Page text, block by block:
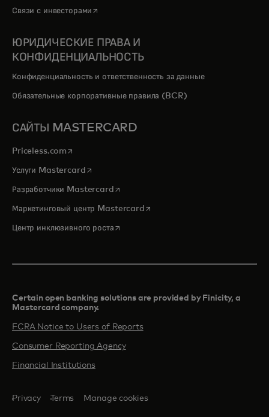
Связи с инвесторами opens in a new tab
ЮРИДИЧЕСКИЕ ПРАВА И
КОНФИДЕНЦИАЛЬНОСТЬ
Конфиденциальность и ответственность за данные
Обязательные корпоративные правила (BCR)
САЙТЫ MASTERCARD
Priceless.com opens in a new tab
Услуги Mastercardopens in a new tab
Разработчики Mastercardopens in a new tab
Маркетинговый центр Mastercardopens in a new tab
Центр инклюзивного ростаopens in a new tab
Certain open banking solutions are provided by Finicity, a
Mastercard company.​
FCRA Notice to Users of Reports
Consumer Reporting Agency
Financial Institutions
Privacy Terms Manage cookies